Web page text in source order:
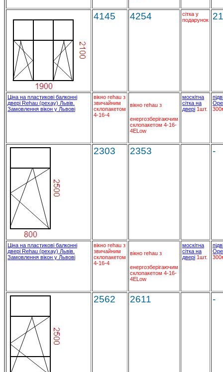
4145 4254
сітка у
подарунок
Ціна на пластикові балконні
двері Rehau (рехау) Львів.
Замовлення вікон у Львові
вікно rehau з
звичайним
склопакетом
4-16-4
вікно rehau з
енергозберігаючим
склопакетом 4-16-
4ELow
москітна
сітка на
двері 1шт.
2303 2353 -
Ціна на пластикові балконні
двері Rehau (рехау) Львів.
Замовлення вікон у Львові
вікно rehau з
звичайним
склопакетом
4-16-4
вікно rehau з
енергозберігаючим
склопакетом 4-16-
4ELow
москітна
сітка на
двері 1шт.
2562 2611 -